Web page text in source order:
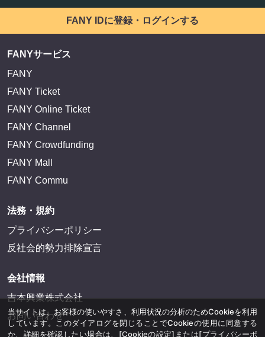
FANY IDに登録・ログインする
FANYサービス
FANY
FANY Ticket
FANY Online Ticket
FANY Channel
FANY Crowdfunding
FANY Mall
FANY Commu
法務・規約
プライバシーポリシー
反社会的勢力排除宣言
会社情報
吉本興業株式会社
お問い合わせ
当サイトは、お客様の使いやすさ、利用状況の分析のためCookieを利用
しています。このダイアログを閉じることでCookieの使用に同意する
か、詳細を確認したい場合は、 [Cookieの設定] または[プライバシーポ